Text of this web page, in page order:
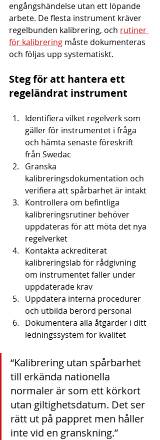
engångshändelse utan ett löpande
arbete. De flesta instrument kräver
regelbunden kalibrering, och rutiner
för kalibrering måste dokumenteras
och följas upp systematiskt.
Steg för att hantera ett
regeländrat instrument
Identifiera vilket regelverk som
gäller för instrumentet i fråga
och hämta senaste föreskrift
från Swedac
Granska
kalibreringsdokumentation och
verifiera att spårbarhet är intakt
Kontrollera om befintliga
kalibreringsrutiner behöver
uppdateras för att möta det nya
regelverket
Kontakta ackrediterat
kalibreringslab för rådgivning
om instrumentet faller under
uppdaterade krav
Uppdatera interna procedurer
och utbilda berörd personal
Dokumentera alla åtgärder i ditt
ledningssystem för kvalitet
“Kalibrering utan spårbarhet
till erkända nationella
normaler är som ett körkort
utan giltighetsdatum. Det ser
rätt ut på pappret men håller
inte vid en granskning.”